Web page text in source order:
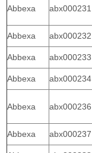
Abbexa abx000231
Abbexa abx000232
Abbexa abx000233
Abbexa abx000234
Abbexa abx000236
Abbexa abx000237